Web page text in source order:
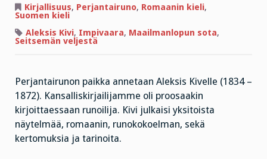
ja
määkivä
jäärä”
Kirjallisuus, Perjantairuno, Romaanin kieli,
Suomen kieli
Aleksis Kivi, Impivaara, Maailmanlopun sota,
Seitsemän veljestä
Perjantairunon paikka annetaan Aleksis Kivelle (1834 –
1872). Kansalliskirjailijamme oli proosaakin
kirjoittaessaan runoilija. Kivi julkaisi yksitoista
näytelmää, romaanin, runokokoelman, sekä
kertomuksia ja tarinoita.